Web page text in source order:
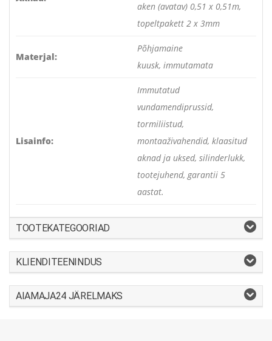
aken (avatav) 0,51 x 0,51m,
topeltpakett 2 x 3mm
Materjal:
Põhjamaine
kuusk, immutamata
Lisainfo:
Immutatud
vundamendiprussid,
tormiliistud,
montaaživahendid, klaasitud
aknad ja uksed, silinderlukk,
tootejuhend, garantii 5
aastat.
TOOTEKATEGOORIAD
KLIENDITEENINDUS
AIAMAJA24 JÄRELMAKS